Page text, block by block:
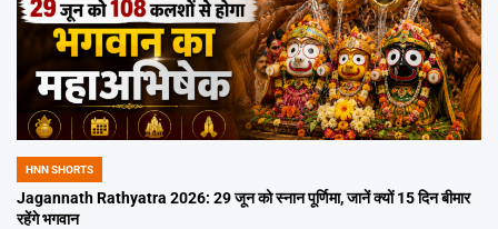
POSTED
IN
HNN SHORTS
Jagannath Rathyatra 2026: 29 जून को स्नान पूर्णिमा, जानें क्यों 15 दिन बीमार
रहेंगे भगवान